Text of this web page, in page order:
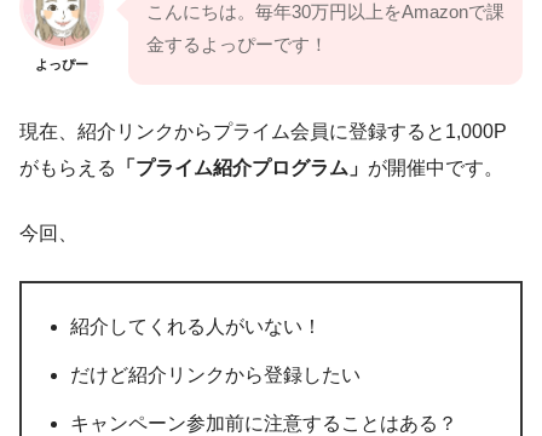
よっぴー
こんにちは。毎年30万円以上をAmazonで課
金するよっぴーです！
現在、紹介リンクからプライム会員に登録すると1,000P
がもらえる
「プライム紹介プログラム」 が開催中です。
今回、
紹介してくれる人がいない！
だけど紹介リンクから登録したい
キャンペーン参加前に注意することはある？